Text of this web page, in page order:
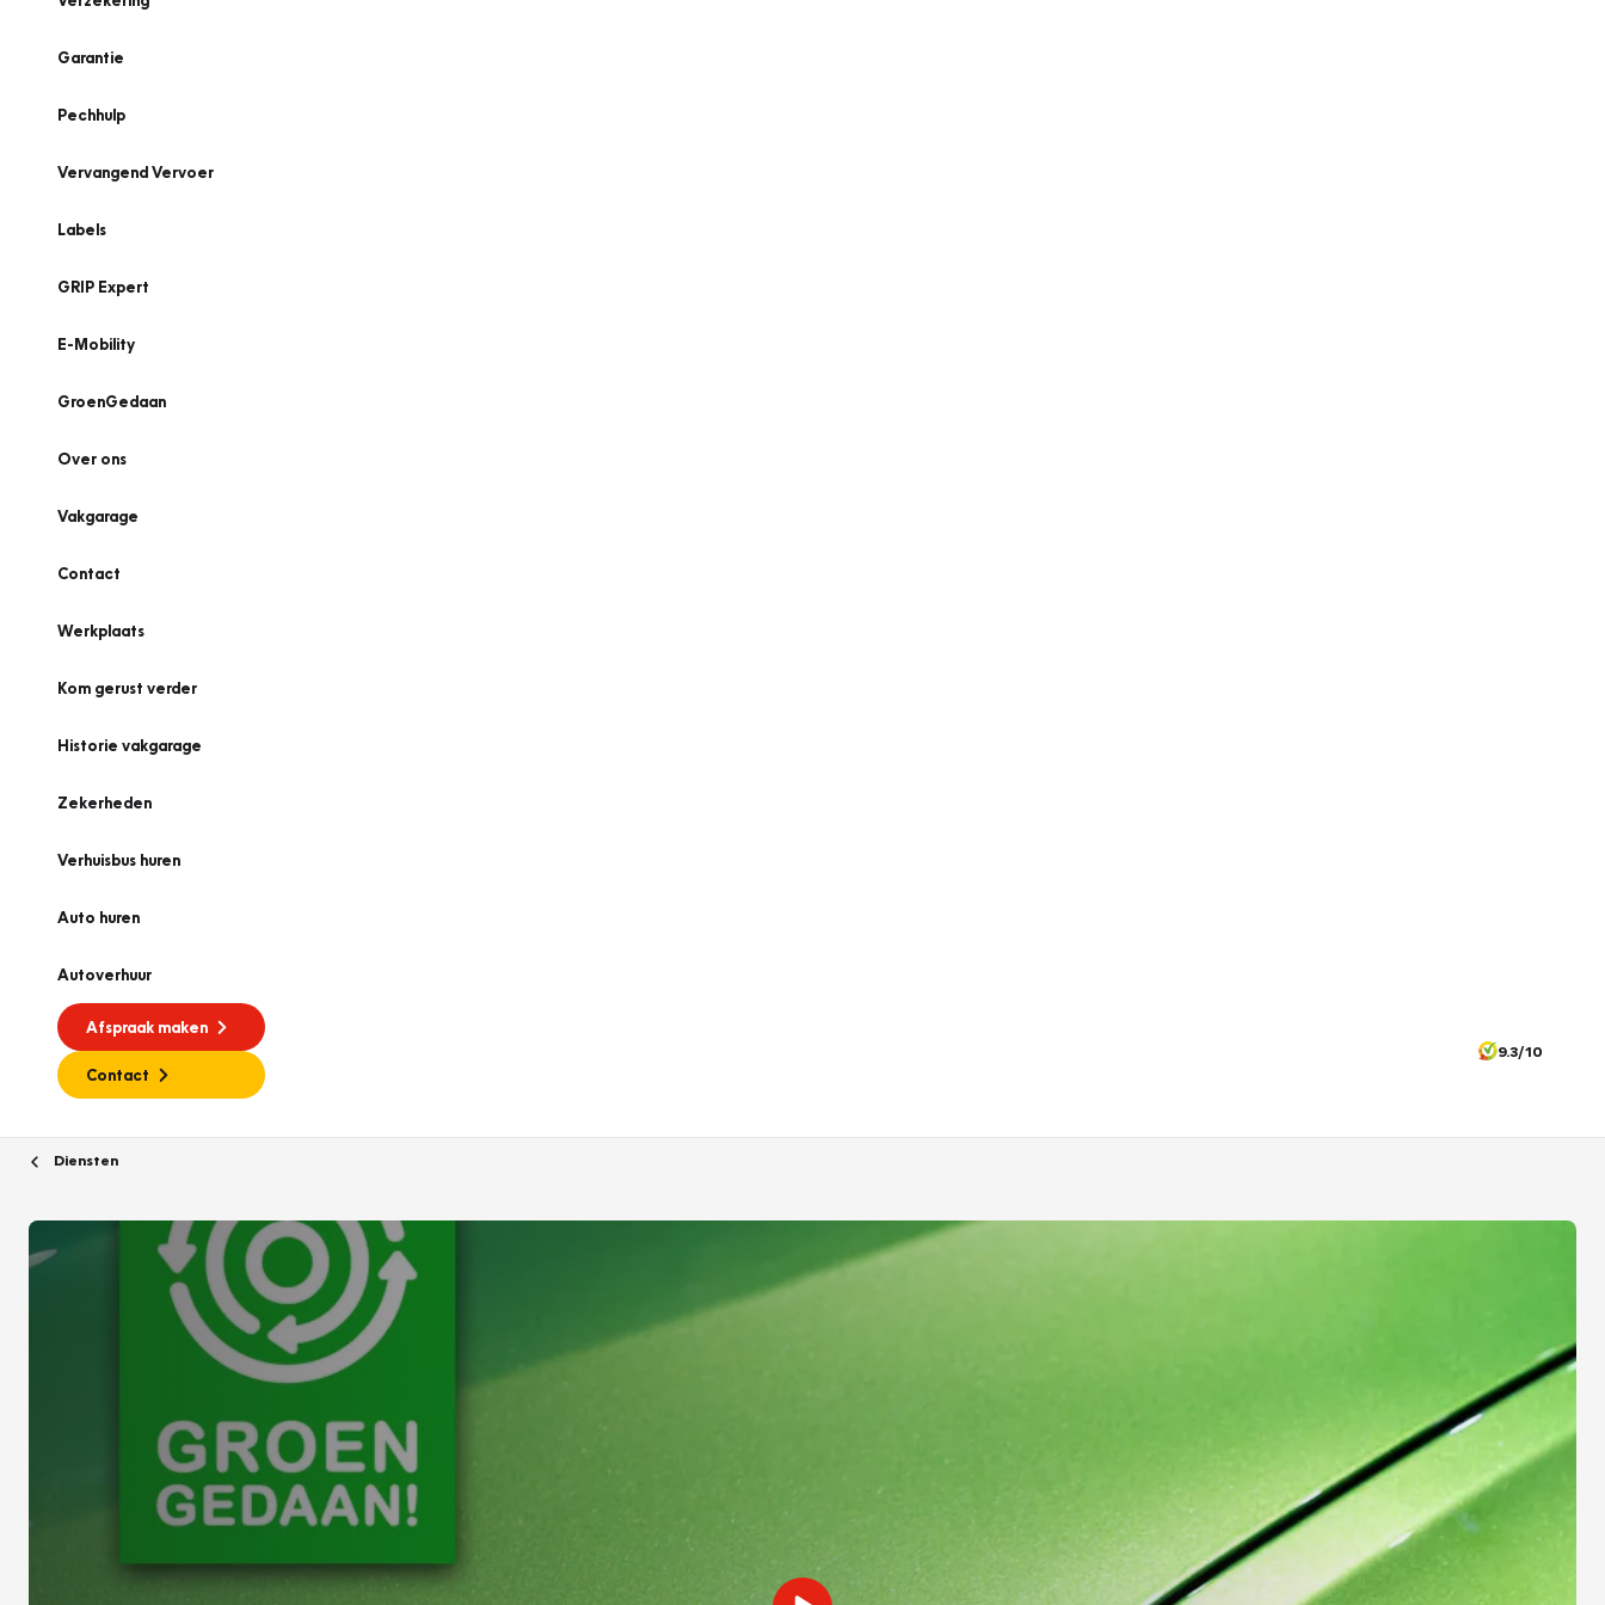
Garantie
Pechhulp
Vervangend Vervoer
Labels
GRIP Expert
E-Mobility
GroenGedaan
Over ons
Vakgarage
Contact
Werkplaats
Kom gerust verder
Historie vakgarage
Zekerheden
Verhuisbus huren
Auto huren
Autoverhuur
Afspraak maken
Contact
9.3/10
Diensten